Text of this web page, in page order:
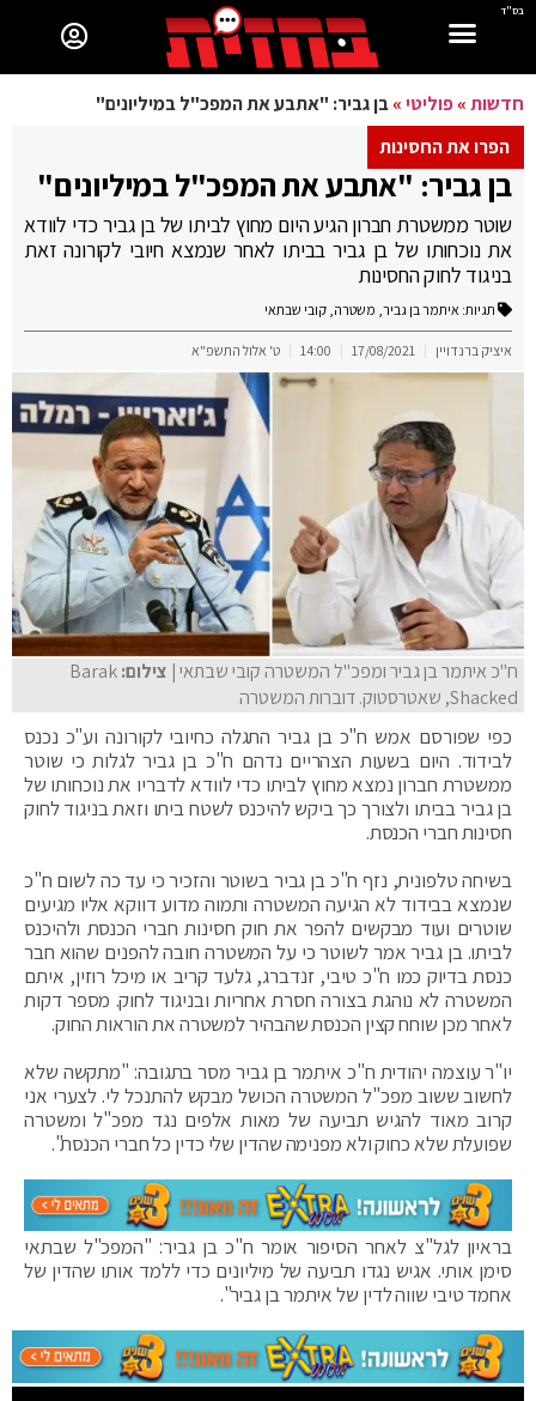
בס"ד
חדשות»פוליטי»בן גביר: "אתבע את המפכ"ל במיליונים"
הפרו את החסינות
בן גביר: "אתבע את המפכ"ל במיליונים"
שוטר ממשטרת חברון הגיע היום מחוץ לביתו של בן גביר כדי לוודא
את נוכחותו של בן גביר בביתו לאחר שנמצא חיובי לקורונה זאת
בניגוד לחוק החסינות
תגיות: איתמר בן גביר, משטרה, קובי שבתאי
איציק ברנדויין 17/08/2021
14:00 ט' אלול התשפ"א
ח"כ איתמר בן גביר ומפכ"ל המשטרה קובי שבתאי| צילום:Barak
Shacked, שאטרסטוק. דוברות המשטרה
כפי שפורסם אמש ח"כ בן גביר התגלה כחיובי לקורונה וע"כ נכנס
לבידוד. היום בשעות הצהריים נדהם ח"כ בן גביר לגלות כי שוטר
ממשטרת חברון נמצא מחוץ לביתו כדי לוודא לדבריו את נוכחותו של
בן גביר בביתו ולצורך כך ביקש להיכנס לשטח ביתו וזאת בניגוד לחוק
חסינות חברי הכנסת.
בשיחה טלפונית, נזף ח"כ בן גביר בשוטר והזכיר כי עד כה לשום ח"כ
שנמצא בבידוד לא הגיעה המשטרה ותמוה מדוע דווקא אליו מגיעים
שוטרים ועוד מבקשים להפר את חוק חסינות חברי הכנסת ולהיכנס
לביתו. בן גביר אמר לשוטר כי על המשטרה חובה להפנים שהוא חבר
כנסת בדיוק כמו ח"כ טיבי, זנדברג, גלעד קריב או מיכל רוזין, איתם
המשטרה לא נוהגת בצורה חסרת אחריות ובניגוד לחוק. מספר דקות
לאחר מכן שוחח קצין הכנסת שהבהיר למשטרה את הוראות החוק.
יו"ר עוצמה יהודית ח"כ איתמר בן גביר מסר בתגובה: "מתקשה שלא
לחשוב ששוב מפכ"ל המשטרה הכושל מבקש להתנכל לי. לצערי אני
קרוב מאוד להגיש תביעה של מאות אלפים נגד מפכ"ל ומשטרה
שפועלת שלא כחוק ולא מפנימה שהדין שלי כדין כל חברי הכנסת".
בראיון לגל"צ לאחר הסיפור אומר ח"כ בן גביר: "המפכ"ל שבתאי
סימן אותי. אגיש נגדו תביעה של מיליונים כדי ללמד אותו שהדין של
אחמד טיבי שווה לדין של איתמר בן גביר".